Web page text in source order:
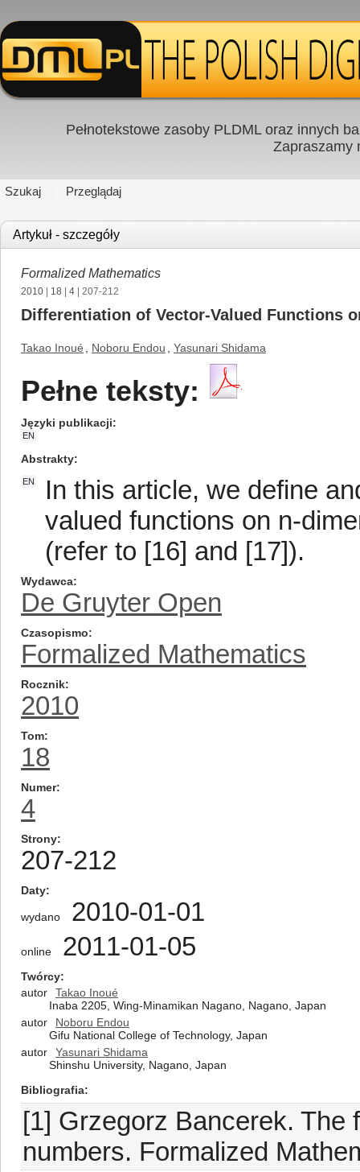
Pełnotekstowe zasoby PLDML oraz innych
Zapraszamy
Szukaj Przeglądaj
Artykuł - szczegóły
Formalized Mathematics
2010 18 4 | 207-212
Differentiation of Vector-Valued Functions
Takao Inoué Noboru Endou Yasunari Shidama
Pełne teksty:
Języki publikacji
EN
Abstrakty
EN
In this article, we define
valued functions on n-
(refer to [16] and [17]).
Wydawca
De Gruyter Open
Czasopismo
Formalized Mathematics
Rocznik
2010
Tom
18
Numer
4
Strony
207-212
Daty
wydano 2010-01-01
online 2011-01-05
Twórcy
autor
Takao Inoué
Inaba 2205, Wing-Minamikan Nagano, Nagano, Japan
autor
Noboru Endou
Gifu National College of Technology, Japan
autor
Yasunari Shidama
Shinshu University, Nagano, Japan
Bibliografia
[1] Grzegorz Bancerek. The
numbers. Formalized